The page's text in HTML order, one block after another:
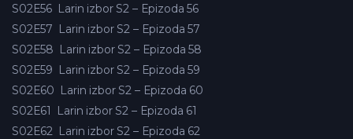
S02E56 Larin izbor S2 – Epizoda 56
S02E57 Larin izbor S2 – Epizoda 57
S02E58 Larin izbor S2 – Epizoda 58
S02E59 Larin izbor S2 – Epizoda 59
S02E60 Larin izbor S2 – Epizoda 60
S02E61
Larin izbor S2 – Epizoda 61
S02E62 Larin izbor S2 – Epizoda 62